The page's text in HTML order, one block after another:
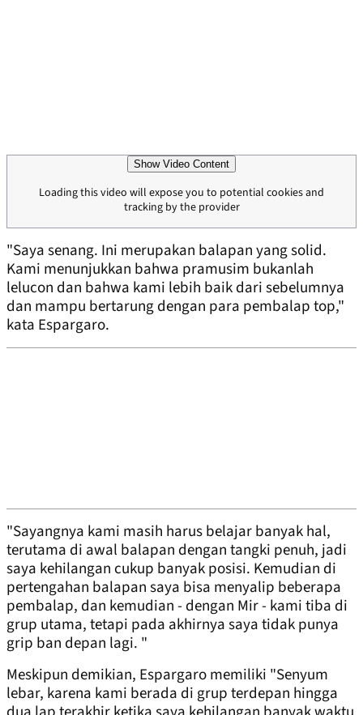
Show Video Content
Loading this video will expose you to potential cookies and
tracking by the provider
"Saya senang. Ini merupakan balapan yang solid.
Kami menunjukkan bahwa pramusim bukanlah
lelucon dan bahwa kami lebih baik dari sebelumnya
dan mampu bertarung dengan para pembalap top,"
kata Espargaro.
"Sayangnya kami masih harus belajar banyak hal,
terutama di awal balapan dengan tangki penuh, jadi
saya kehilangan cukup banyak posisi. Kemudian di
pertengahan balapan saya bisa menyalip beberapa
pembalap, dan kemudian - dengan Mir - kami tiba di
grup utama, tetapi pada akhirnya saya tidak punya
grip ban depan lagi. "
Meskipun demikian, Espargaro memiliki "Senyum
lebar, karena kami berada di grup terdepan hingga